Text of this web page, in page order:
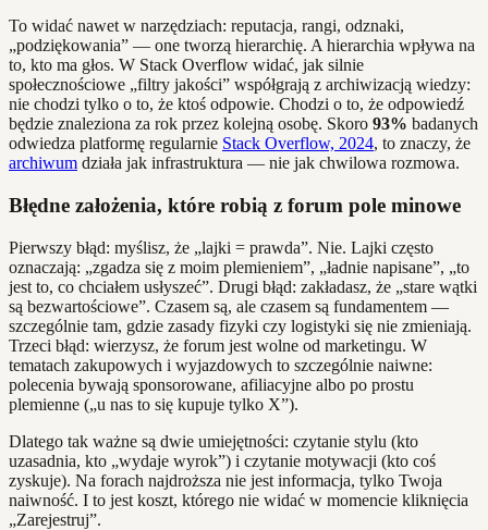
To widać nawet w narzędziach: reputacja, rangi, odznaki,
„podziękowania” — one tworzą hierarchię. A hierarchia wpływa na
to, kto ma głos. W Stack Overflow widać, jak silnie
społecznościowe „filtry jakości” współgrają z archiwizacją wiedzy:
nie chodzi tylko o to, że ktoś odpowie. Chodzi o to, że odpowiedź
będzie znaleziona za rok przez kolejną osobę. Skoro 93% badanych
odwiedza platformę regularnie Stack Overflow, 2024, to znaczy, że
archiwum działa jak infrastruktura — nie jak chwilowa rozmowa.
Błędne założenia, które robią z forum pole minowe
Pierwszy błąd: myślisz, że „lajki = prawda”. Nie. Lajki często
oznaczają: „zgadza się z moim plemieniem”, „ładnie napisane”, „to
jest to, co chciałem usłyszeć”. Drugi błąd: zakładasz, że „stare wątki
są bezwartościowe”. Czasem są, ale czasem są fundamentem —
szczególnie tam, gdzie zasady fizyki czy logistyki się nie zmieniają.
Trzeci błąd: wierzysz, że forum jest wolne od marketingu. W
tematach zakupowych i wyjazdowych to szczególnie naiwne:
polecenia bywają sponsorowane, afiliacyjne albo po prostu
plemienne („u nas to się kupuje tylko X”).
Dlatego tak ważne są dwie umiejętności: czytanie stylu (kto
uzasadnia, kto „wydaje wyrok”) i czytanie motywacji (kto coś
zyskuje). Na forach najdroższa nie jest informacja, tylko Twoja
naiwność. I to jest koszt, którego nie widać w momencie kliknięcia
„Zarejestruj”.